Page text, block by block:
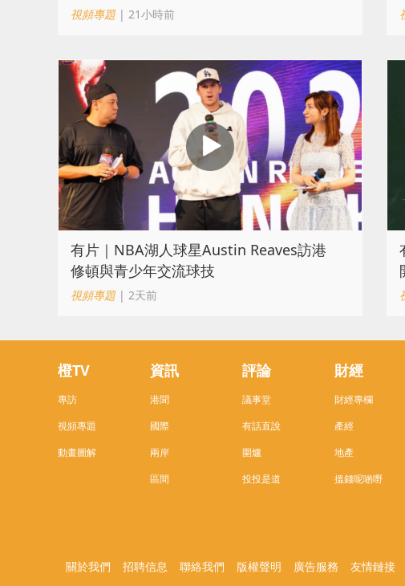
視頻專題| 21小時前
有片｜NBA湖人球星Austin Reaves訪港
修頓與青少年交流球技
視頻專題| 2天前
橙TV
專訪
視頻專題
動畫圖解
資訊
港聞
國際
兩岸
區間
評論
議事堂
有話直說
圍爐
投投是道
財經
財經專欄
產經
地產
搵錢呢啲嘢
關於我們 招聘信息 聯絡我們 版權聲明 廣告服務 友情鏈接